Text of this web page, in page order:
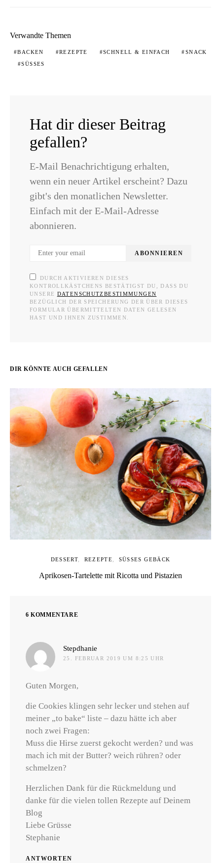
Verwandte Themen
BACKEN REZEPTE SCHNELL & EINFACH
SNACK
SÜSSES
Hat dir dieser Beitrag
gefallen?
E-Mail Benachrichtigung erhalten,
wenn ein neuer Artikel erscheint? Dazu
gibt's den monatlichen Newsletter.
Einfach mit der E-Mail-Adresse
abonnieren.
ABONNIEREN
DURCH AKTIVIEREN DIESES
KONTROLLKÄSTCHENS BESTÄTIGST DU, DASS DU
UNSERE DATENSCHUTZBESTIMMUNGEN
BEZÜGLICH DER SPEICHERUNG DER ÜBER DIESES
FORMULAR ÜBERMITTELTEN DATEN GELESEN
HAST UND IHNEN ZUSTIMMEN.
DIR KÖNNTE AUCH GEFALLEN
DESSERT REZEPTE SÜSSES GEBÄCK
Aprikosen-Tartelette mit Ricotta und Pistazien
6 KOMMENTARE
Stepdhanie
25. FEBRUAR 2019 UM 8:25 UHR
Guten Morgen,
die Cookies klingen sehr lecker und stehen auf
meiner „to bake“ liste – dazu hätte ich aber
noch zwei Fragen:
Muss die Hirse zuerst gekocht werden? und was
mach ich mit der Butter? weich rühren? oder
schmelzen?
Herzlichen Dank für die Rückmeldung und
danke für die vielen tollen Rezepte auf Deinem
Blog
Liebe Grüsse
Stephanie
ANTWORTEN